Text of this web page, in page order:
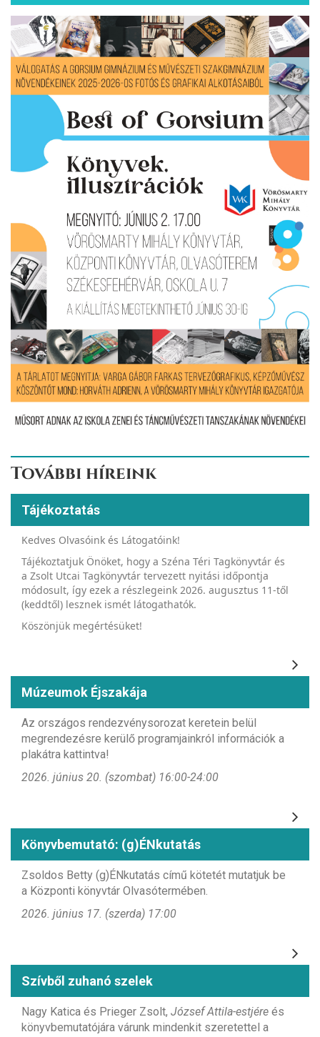
További híreink
Tájékoztatás
Kedves Olvasóink és Látogatóink!
Tájékoztatjuk Önöket, hogy a Széna Téri Tagkönyvtár és
a Zsolt Utcai Tagkönyvtár tervezett nyitási időpontja
módosult, így ezek a részlegeink 2026. augusztus 11-től
(keddtől) lesznek ismét látogathatók.
Köszönjük megértésüket!
Múzeumok Éjszakája
Az országos rendezvénysorozat keretein belül
megrendezésre kerülő programjainkról információk a
plakátra kattintva!
2026. június 20. (szombat) 16:00-24:00
Könyvbemutató: (g)ÉNkutatás
Zsoldos Betty (g)ÉNkutatás című kötetét mutatjuk be
a Központi könyvtár Olvasótermében.
2026. június 17. (szerda) 17:00
Szívből zuhanó szelek
Nagy Katica és Prieger Zsolt, József Attila-estjére és
könyvbemutatójára várunk mindenkit szeretettel a